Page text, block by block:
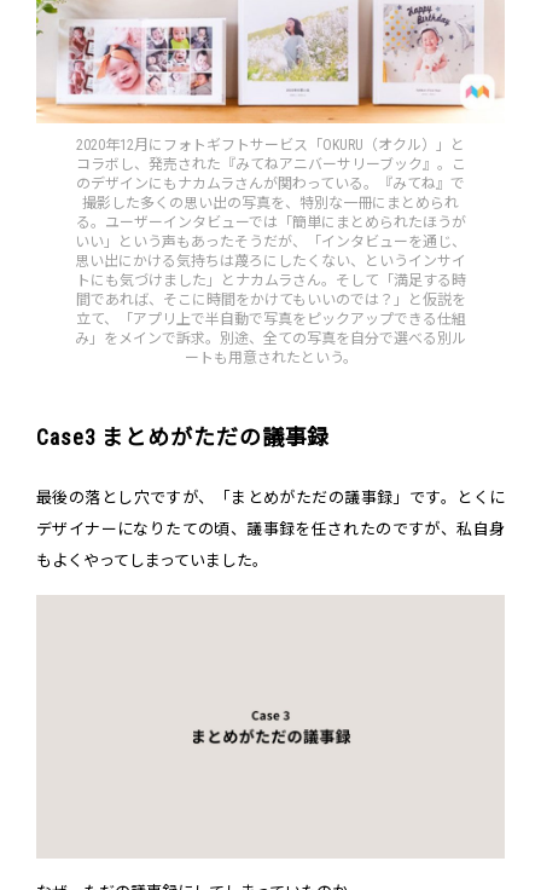
2020年12月にフォトギフトサービス「OKURU（オクル）」と
コラボし、発売された『みてねアニバーサリーブック』。こ
のデザインにもナカムラさんが関わっている。『みてね』で
撮影した多くの思い出の写真を、特別な一冊にまとめられ
る。ユーザーインタビューでは「簡単にまとめられたほうが
いい」という声もあったそうだが、「インタビューを通じ、
思い出にかける気持ちは蔑ろにしたくない、というインサイ
トにも気づけました」とナカムラさん。そして「満足する時
間であれば、そこに時間をかけてもいいのでは？」と仮説を
立て、「アプリ上で半自動で写真をピックアップできる仕組
み」をメインで訴求。別途、全ての写真を自分で選べる別ル
ートも用意されたという。
Case3 まとめがただの議事録
最後の落とし穴ですが、「まとめがただの議事録」です。とくに
デザイナーになりたての頃、議事録を任されたのですが、私自身
もよくやってしまっていました。